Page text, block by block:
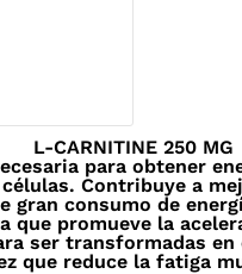
L-CARNITINE 250 MG
para obtener
Contribuye a
consumo de
promueve la
ser transformadas
que reduce la fatiga